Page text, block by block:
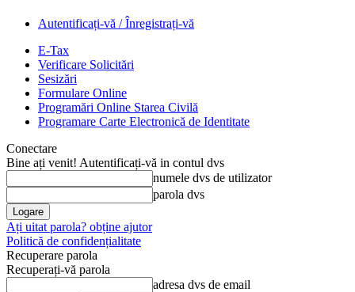
Autentificați-vă / Înregistrați-vă
E-Tax
Verificare Solicitări
Sesizări
Formulare Online
Programări Online Starea Civilă
Programare Carte Electronică de Identitate
Conectare
Bine ați venit! Autentificați-vă in contul dvs
numele dvs de utilizator
parola dvs
Ați uitat parola? obține ajutor
Politică de confidențialitate
Recuperare parola
Recuperați-vă parola
adresa dvs de email